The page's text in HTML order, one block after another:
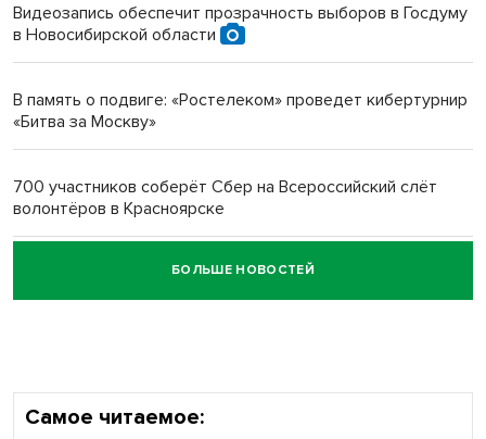
Новосибирский преподаватель с женой вошли в топ-16
Обновлённое отделение ВТБ открылось в Искитиме
Видеозапись обеспечит прозрачность выборов в Госдуму
в Новосибирской области
В память о подвиге: «Ростелеком» проведет кибертурнир
«Битва за Москву»
700 участников соберёт Сбер на Всероссийский слёт
волонтёров в Красноярске
Честный выбор: видеонаблюдение обеспечит
объективность результатов ЕДГ в Новосибирской
БОЛЬШЕ НОВОСТЕЙ
Самое читаемое: